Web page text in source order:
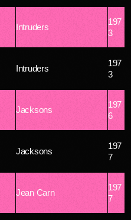
Intruders
197
3
Intruders
197
3
Jacksons
197
6
Jacksons
197
7
Jean Carn
197
7